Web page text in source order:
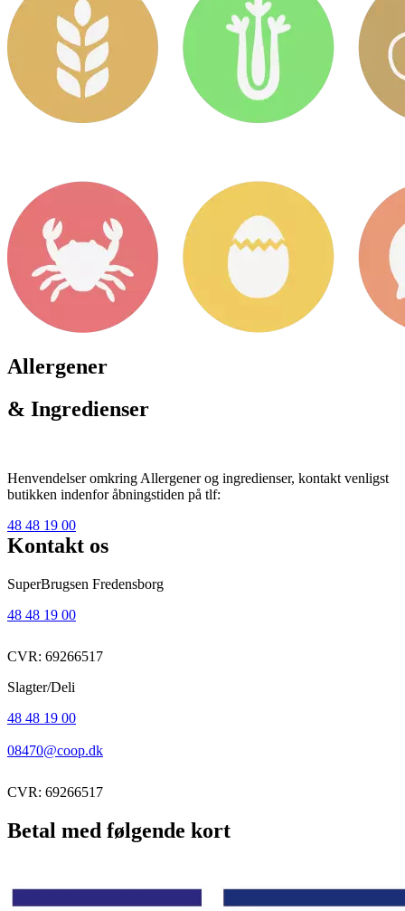
Allergener
& Ingredienser
Henvendelser omkring Allergener og ingredienser, kontakt venligst
butikken indenfor åbningstiden på tlf:
48 48 19 00
Kontakt os
SuperBrugsen Fredensborg
48 48 19 00
CVR: 69266517
Slagter/Deli
48 48 19 00
08470@coop.dk
CVR: 69266517
Betal med følgende kort